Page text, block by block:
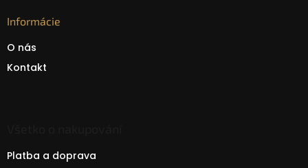
Informácie
O nás
Kontakt
Platba a doprava